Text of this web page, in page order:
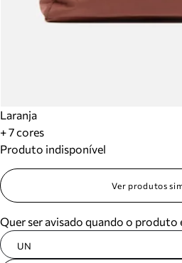
Laranja
+ 7 cores
Produto indisponível
Ver produtos
Quer ser avisado quando o produto
UN